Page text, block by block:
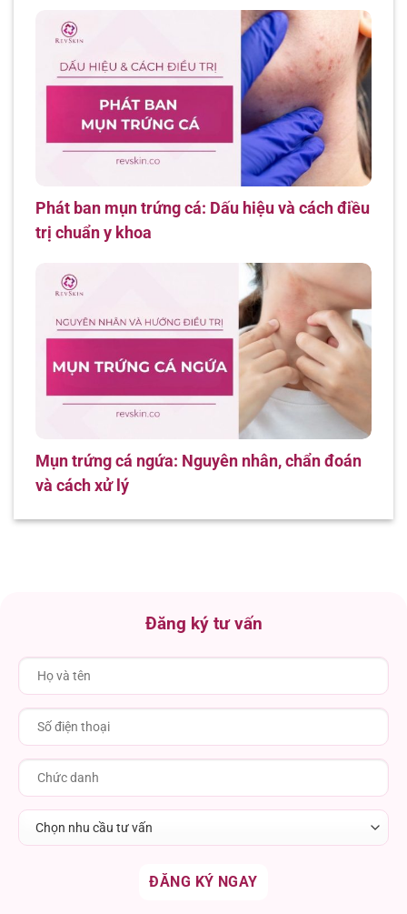
Phát ban mụn trứng cá: Dấu hiệu và cách điều
trị chuẩn y khoa
Mụn trứng cá ngứa: Nguyên nhân, chẩn đoán
và cách xử lý
Đăng ký tư vấn
Chọn nhu cầu tư vấn